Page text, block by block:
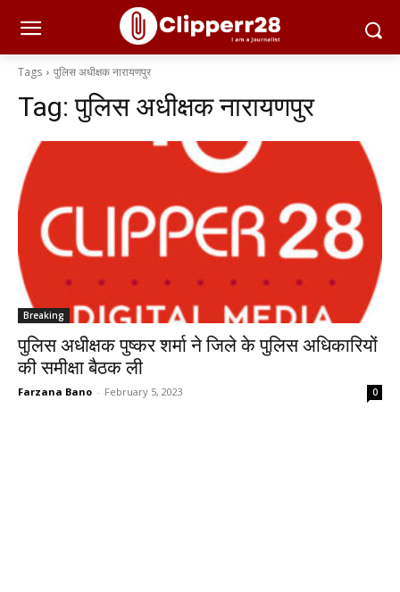
Tags पुलिस अधीक्षक नारायणपुर
Tag:पुलिस अधीक्षक नारायणपुर
Breaking
पुलिस अधीक्षक पुष्कर शर्मा ने जिले के पुलिस अधिकारियों
की समीक्षा बैठक ली
Farzana Bano - February 5, 2023 0